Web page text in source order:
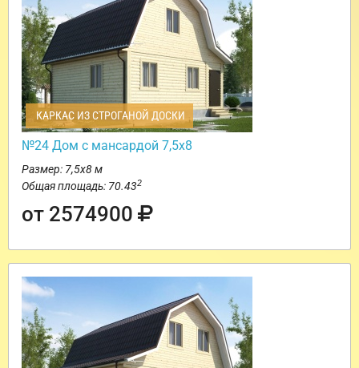
КАРКАС ИЗ СТРОГАНОЙ ДОСКИ
№24 Дом с мансардой 7,5х8
Размер: 7,5х8 м
Общая площадь: 70.432
от 2574900